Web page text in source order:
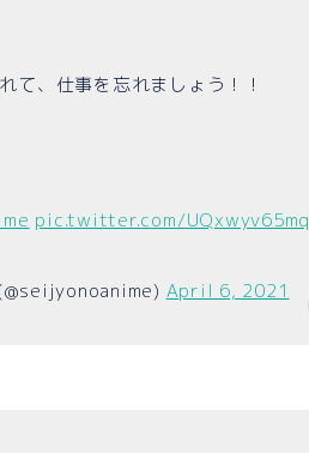
て、仕事を忘れましょう！！
pic.twitter.com/UQxwyv65mq
April 6, 2021